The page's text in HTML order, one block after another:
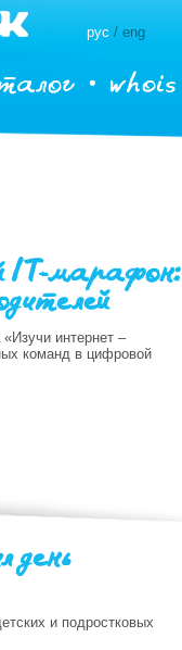
рус / eng
whois
IT-марафон:
интернет –
команд в цифровой
и подростковых